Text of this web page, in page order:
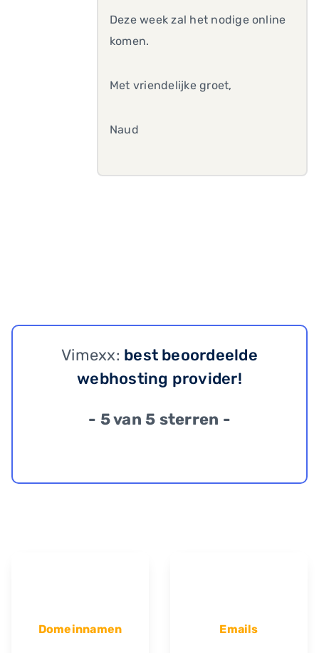
Deze week zal het nodige online
komen.
Met vriendelijke groet,
Naud
Vimexx: best beoordeelde
webhosting provider!
- 5 van 5 sterren -
Domeinnamen Emails